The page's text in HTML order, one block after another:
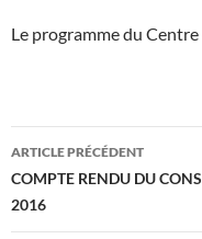
Le programme du
Navigation
des
articles
ARTICLE PRÉCÉDENT
COMPTE RENDU DU
2016